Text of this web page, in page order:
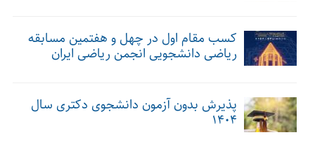
کسب مقام اول در چهل و هفتمین مسابقه
ریاضی دانشجویی انجمن ریاضی ایران
پذیرش بدون آزمون دانشجوی دکتری سال
۱۴۰۴